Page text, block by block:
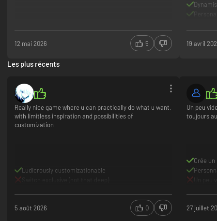
12 mai 2026 5
19 avril
Les plus récents
Really nice game where u can practically do what u want,
with limitless inspiration and possibilities of
customization
Ludicrously customizationable
5 août 2026 0
Un peu
toujours
Crée
27 juillet